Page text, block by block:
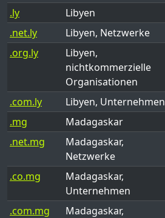
.ly Libyen
.net.ly
Libyen, Netzwerke
.org.ly
Libyen,
nichtkommerzielle
Organisationen
.com.ly Libyen, Unternehmen
.mg
Madagaskar
.net.mg
Madagaskar,
Netzwerke
.co.mg
Madagaskar,
Unternehmen
.com.mg
Madagaskar,